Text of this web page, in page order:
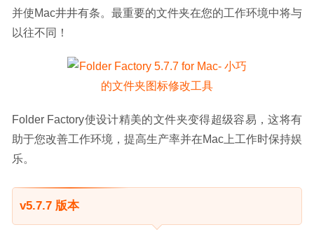
并使Mac井井有条。最重要的文件夹在您的工作环境中将与
以往不同！
Folder Factory使设计精美的文件夹变得超级容易，这将有
助于您改善工作环境，提高生产率并在Mac上工作时保持娱
乐。
v5.7.7 版本